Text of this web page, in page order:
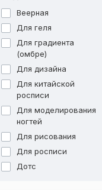
Веерная
Для геля
Для градиента
(омбре)
Для дизайна
Для китайской
росписи
Для моделирования
ногтей
Для рисования
Для росписи
Дотс